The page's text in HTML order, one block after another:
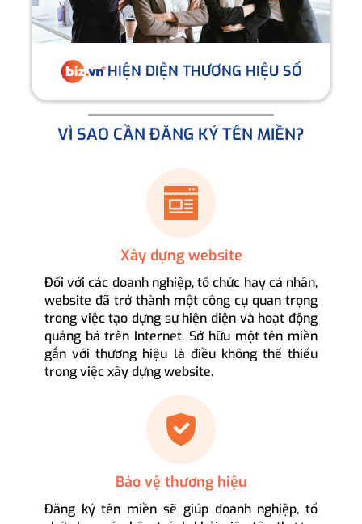
HIỆN DIỆN THƯƠNG HIỆU SỐ
VÌ SAO CẦN ĐĂNG KÝ TÊN MIỀN?
Xây dựng website
Đối với các doanh nghiệp, tổ chức hay cá nhân,
website đã trở thành một công cụ quan trọng
trong việc tạo dựng sự hiện diện và hoạt động
quảng bá trên Internet. Sở hữu một tên miền
gắn với thương hiệu là điều không thể thiếu
trong việc xây dựng website.
Bảo vệ thương hiệu
Đăng ký tên miền sẽ giúp doanh nghiệp, tổ